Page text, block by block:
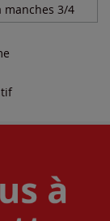
manches 3/4